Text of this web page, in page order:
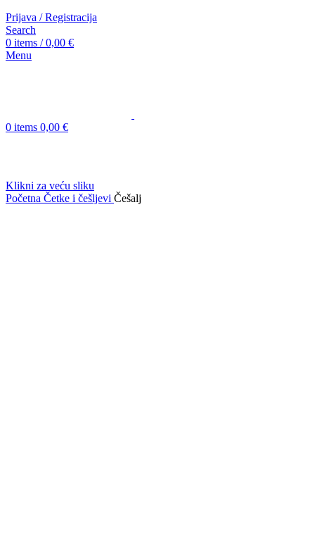
Prijava / Registracija
Search
0 items / 0,00 €
Menu
0 items 0,00 €
Klikni za veću sliku
Početna Četke i češljevi Češalj